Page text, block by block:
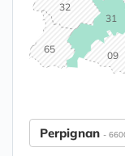
09
31
32
65
Perpignan -